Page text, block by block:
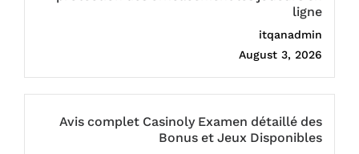
ligne
itqanadmin
August 3, 2026
Avis complet Casinoly Examen détaillé des
Bonus et Jeux Disponibles